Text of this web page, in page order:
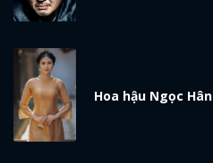
Hoa hậu Ngọc Hân